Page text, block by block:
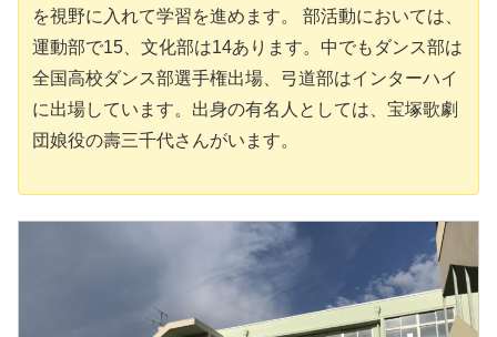
を視野に入れて学習を進めます。 部活動においては、
運動部で15、文化部は14あります。中でもダンス部は
全国高校ダンス部選手権出場、弓道部はインターハイ
に出場しています。出身の有名人としては、宝塚歌劇
団娘役の壽三千代さんがいます。